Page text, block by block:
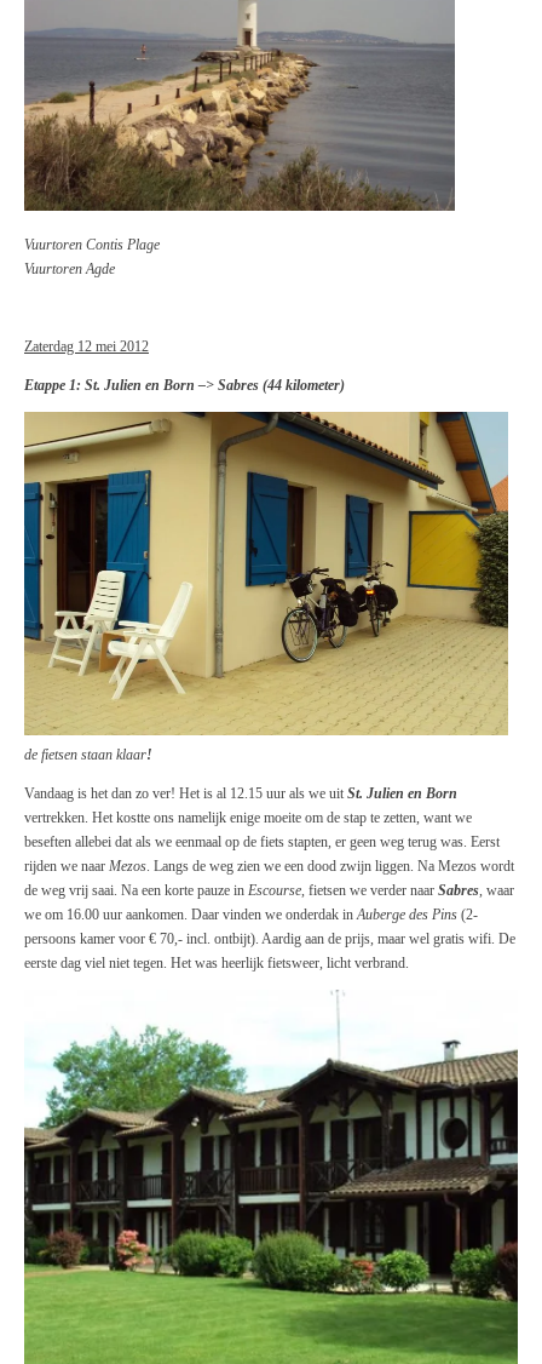
Vuurtoren Contis Plage
Vuurtoren Agde
Zaterdag 12 mei 2012
Etappe 1: St. Julien en Born –> Sabres (44 kilometer)
de fietsen staan klaar!
Vandaag is het dan zo ver! Het is al 12.15 uur als we uit St. Julien en Born
vertrekken. Het kostte ons namelijk enige moeite om de stap te zetten, want we
beseften allebei dat als we eenmaal op de fiets stapten, er geen weg terug was. Eerst
rijden we naar Mezos. Langs de weg zien we een dood zwijn liggen. Na Mezos wordt
de weg vrij saai. Na een korte pauze in Escourse, fietsen we verder naar Sabres, waar
we om 16.00 uur aankomen. Daar vinden we onderdak inAuberge des Pins (2-
persoons kamer voor € 70,- incl. ontbijt). Aardig aan de prijs, maar wel gratis wifi. De
eerste dag viel niet tegen. Het was heerlijk fietsweer, licht verbrand.